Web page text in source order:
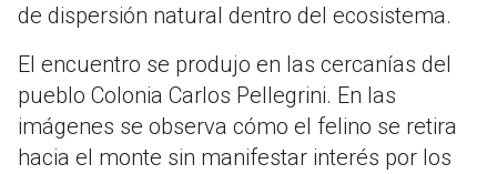
de dispersión natural dentro del ecosistema.
El encuentro se produjo en las cercanías del
pueblo Colonia Carlos Pellegrini. En las
imágenes se observa cómo el felino se retira
hacia el monte sin manifestar interés por los